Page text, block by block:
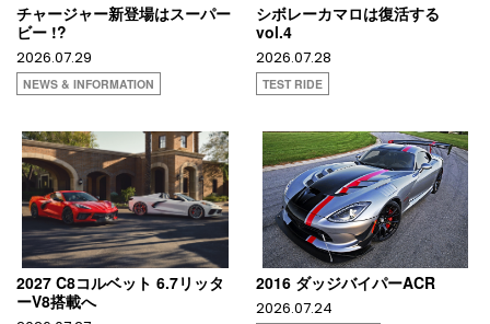
チャージャー新登場はスーパー
ビー !?
2026.07.29
NEWS & INFORMATION
シボレーカマロは復活する
vol.4
2026.07.28
TEST RIDE
2027 C8コルベット 6.7リッタ
ーV8搭載へ
2016 ダッジバイパーACR
2026.07.24